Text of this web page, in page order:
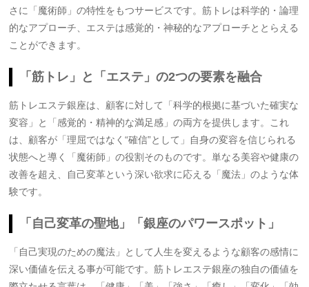
さに「魔術師」の特性をもつサービスです。筋トレは科学的・論理
的なアプローチ、エステは感覚的・神秘的なアプローチととらえる
ことができます。
「筋トレ」と「エステ」の2つの要素を融合
筋トレエステ銀座は、顧客に対して「科学的根拠に基づいた確実な
変容」と「感覚的・精神的な満足感」の両方を提供します。これ
は、顧客が「理屈ではなく“確信”として」自身の変容を信じられる
状態へと導く「魔術師」の役割そのものです。単なる美容や健康の
改善を超え、自己変革という深い欲求に応える「魔法」のような体
験です。
「自己変革の聖地」「銀座のパワースポット」
「自己実現のための魔法」として人生を変えるような顧客の感情に
深い価値を伝える事が可能です。筋トレエステ銀座の独自の価値を